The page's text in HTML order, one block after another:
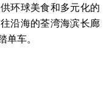
环球美食和多元化的
沿海的荃湾海滨长廊
单车。